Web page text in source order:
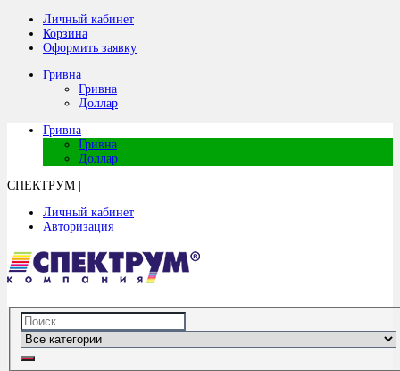
Личный кабинет
Корзина
Оформить заявку
Гривна
Гривна
Доллар
Гривна
Гривна
Доллар
СПЕКТРУМ
Личный кабинет
Авторизация